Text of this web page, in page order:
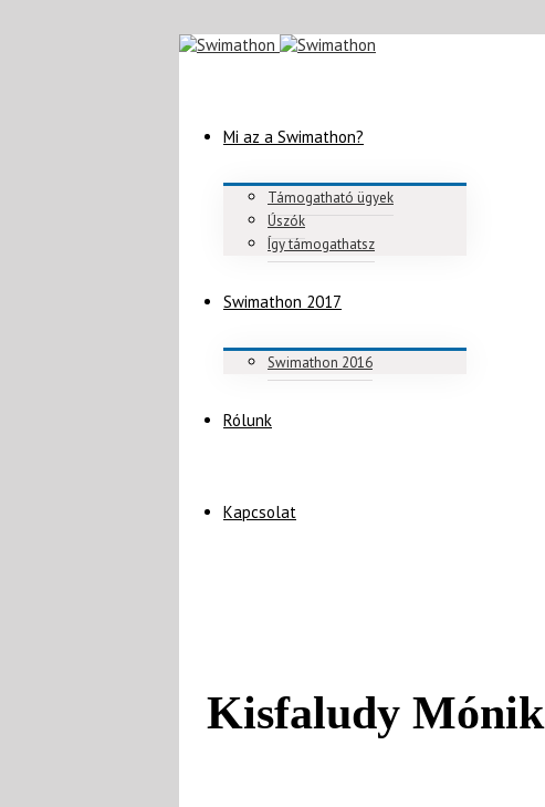
Mi az a Swimathon?
Támogatható ügyek
Úszók
Így támogathatsz
Swimathon 2017
Swimathon 2016
Rólunk
Kapcsolat
Kisfaludy